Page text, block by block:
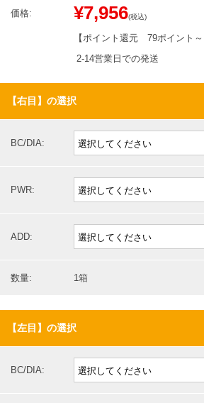
価格: ¥7,956(税込)
【ポイント還元 79ポイント～
2-14営業日での発送
【右目】の選択
BC/DIA:
PWR:
ADD:
数量: 1箱
【左目】の選択
BC/DIA: